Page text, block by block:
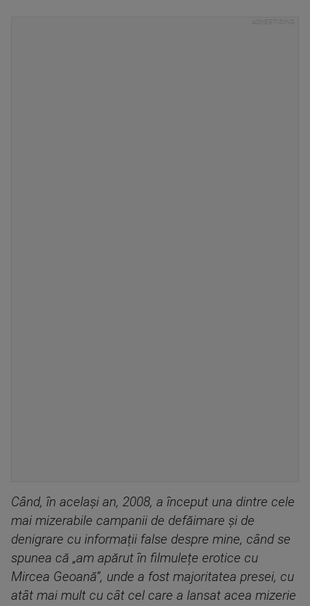
Când, în același an, 2008, a început una dintre cele
mai mizerabile campanii de defăimare și de
denigrare cu informații false despre mine, când se
spunea că „am apărut în filmulețe erotice cu
Mircea Geoană”, unde a fost majoritatea presei, cu
atât mai mult cu cât cel care a lansat acea mizerie